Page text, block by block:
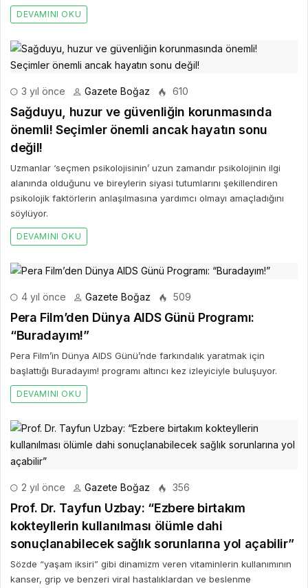
DEVAMINI OKU
3 yıl önce Gazete Boğaz 610
Sağduyu, huzur ve güvenliğin korunmasında
önemli! Seçimler önemli ancak hayatın sonu
değil!
Uzmanlar ‘seçmen psikolojisinin’ uzun zamandır psikolojinin ilgi
alanında olduğunu ve bireylerin siyasi tutumlarını şekillendiren
psikolojik faktörlerin anlaşılmasına yardımcı olmayı amaçladığını
söylüyor.
DEVAMINI OKU
4 yıl önce Gazete Boğaz 509
Pera Film’den Dünya AIDS Günü Programı:
“Buradayım!”
Pera Film’in Dünya AIDS Günü’nde farkındalık yaratmak için
başlattığı Buradayım! programı altıncı kez izleyiciyle buluşuyor.
DEVAMINI OKU
2 yıl önce Gazete Boğaz 356
Prof. Dr. Tayfun Uzbay: “Ezbere birtakım
kokteyllerin kullanılması ölümle dahi
sonuçlanabilecek sağlık sorunlarına yol açabilir”
Sözde “yaşam iksiri” gibi dinamizm veren vitaminlerin kullanımının
kanser, grip ve benzeri viral hastalıklardan ve beslenme